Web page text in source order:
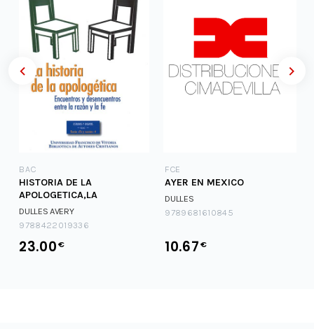
BAC
HISTORIA DE LA
APOLOGETICA,LA
DULLES AVERY
9788422019336
23.00€
FCE
AYER EN MEXICO
DULLES
9789681610845
10.67€